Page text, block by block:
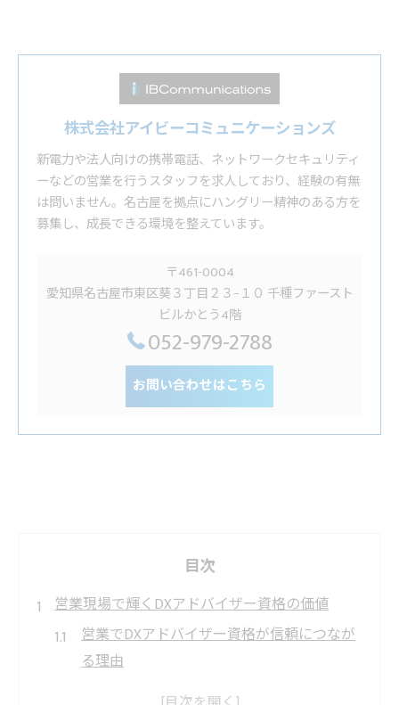
株式会社アイビーコミュニケーションズ
新電力や法人向けの携帯電話、ネットワークセキュリティ
ーなどの営業を行うスタッフを求人しており、経験の有無
は問いません。名古屋を拠点にハングリー精神のある方を
募集し、成長できる環境を整えています。
〒461-0004
愛知県名古屋市東区葵３丁目２３−１０ 千種ファースト
ビルかとう4階
052-979-2788
お問い合わせはこちら
目次
営業現場で輝くDXアドバイザー資格の価値
営業でDXアドバイザー資格が信頼につなが
る理由
営業現場で活きるDXアドバイザーの実績と